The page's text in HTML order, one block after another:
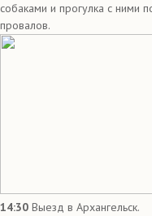
собаками и прогулка с ними
провалов.
14:30 Выезд в Архангельск.